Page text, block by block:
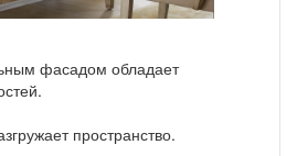
фасадом обладает
пространство.